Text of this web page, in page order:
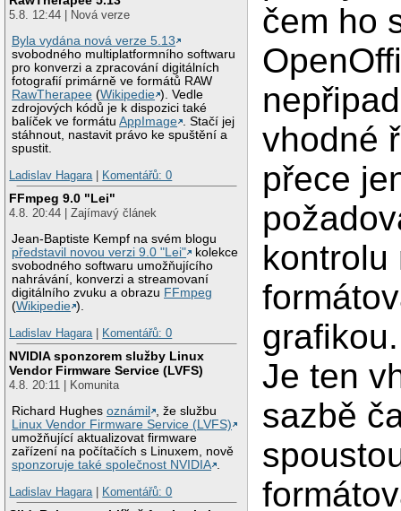
5.8. 12:44 | Nová verze
Byla vydána nová verze 5.13
svobodného multiplatformního softwaru
pro konverzi a zpracování digitálních
fotografií primárně ve formátů RAW
RawTherapee (Wikipedie ). Vedle
zdrojových kódů je k dispozici také
balíček ve formátuAppImage . Stačí jej
stáhnout, nastavit právo ke spuštění a
spustit.
Ladislav Hagara
Komentářů: 0
FFmpeg 9.0 "Lei"
4.8. 20:44 | Zajímavý článek
Jean-Baptiste Kempf na svém blogu
představil novou verzi 9.0 "Lei"
kolekce
svobodného softwaru umožňujícího
nahrávání, konverzi a streamovaní
digitálního zvuku a obrazu FFmpeg
(Wikipedie ).
Ladislav Hagara | Komentářů: 0
NVIDIA sponzorem služby Linux
Vendor Firmware Service (LVFS)
4.8. 20:11 | Komunita
Richard Hughesoznámil
, že službu
Linux Vendor Firmware Service (LVFS)
umožňující aktualizovat firmware
zařízení na počítačích s Linuxem, nově
sponzoruje také společnost NVIDIA .
Ladislav Hagara | Komentářů: 0
čem ho
vhodné
přece
kontrolu
Je ten
sazbě